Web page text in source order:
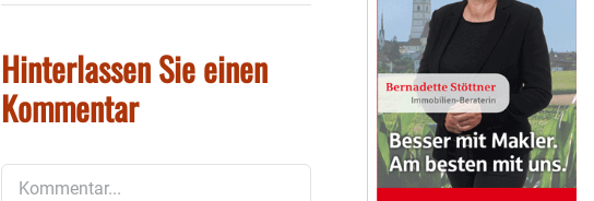
Hinterlassen Sie einen
Kommentar